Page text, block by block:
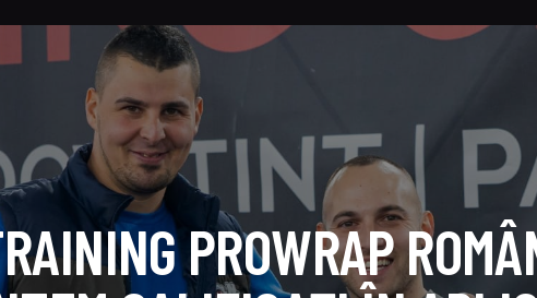
DETAILING AUTO IAȘI
PROWRAP